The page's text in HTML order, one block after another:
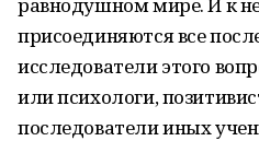
присоединяются все
исследователи этого
или психологи,
последователи иных